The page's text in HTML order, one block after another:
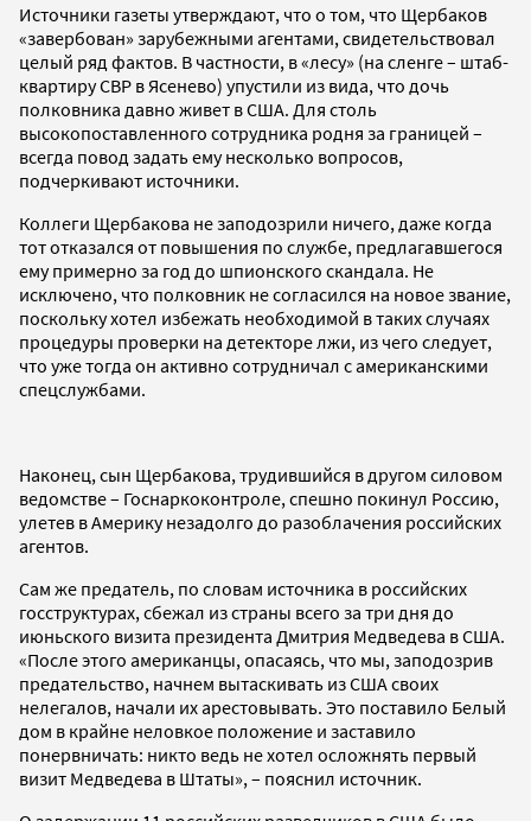
Источники газеты утверждают, что о том, что Щербаков
«завербован» зарубежными агентами, свидетельствовал
целый ряд фактов. В частности, в «лесу» (на сленге – штаб-
квартиру СВР в Ясенево) упустили из вида, что дочь
полковника давно живет в США. Для столь
высокопоставленного сотрудника родня за границей –
всегда повод задать ему несколько вопросов,
подчеркивают источники.
Коллеги Щербакова не заподозрили ничего, даже когда
тот отказался от повышения по службе, предлагавшегося
ему примерно за год до шпионского скандала. Не
исключено, что полковник не согласился на новое звание,
поскольку хотел избежать необходимой в таких случаях
процедуры проверки на детекторе лжи, из чего следует,
что уже тогда он активно сотрудничал с американскими
спецслужбами.
Наконец, сын Щербакова, трудившийся в другом силовом
ведомстве – Госнаркоконтроле, спешно покинул Россию,
улетев в Америку незадолго до разоблачения российских
агентов.
Сам же предатель, по словам источника в российских
госструктурах, сбежал из страны всего за три дня до
июньского визита президента Дмитрия Медведева в США.
«После этого американцы, опасаясь, что мы, заподозрив
предательство, начнем вытаскивать из США своих
нелегалов, начали их арестовывать. Это поставило Белый
дом в крайне неловкое положение и заставило
понервничать: никто ведь не хотел осложнять первый
визит Медведева в Штаты», – пояснил источник.